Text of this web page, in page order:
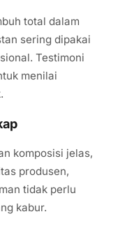
total dalam
sering dipakai
Testimoni
menilai
komposisi jelas,
produsen,
tidak perlu
kabur.